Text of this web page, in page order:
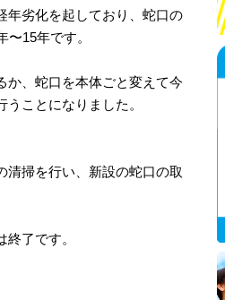
年劣化を起しており、蛇口の
15年です。
か、蛇口を本体ごと変えて今
ことになりました。
清掃を行い、新設の蛇口の取
了です。